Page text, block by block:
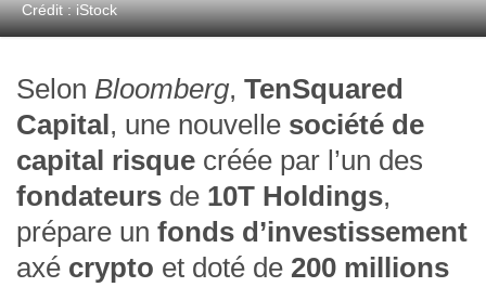
Crédit : iStock
Selon Bloomberg, TenSquared
Capital , une nouvelle société de
capital risque créée par l’un des
fondateurs de 10T Holdings,
prépare un fonds d’investissement
axé crypto et doté de 200 millions